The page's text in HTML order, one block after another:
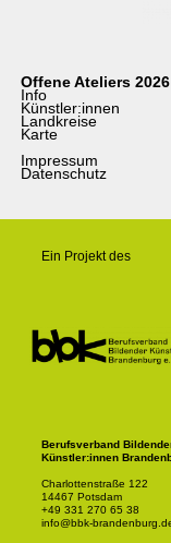
Offene Ateliers 2026
Info
Künstler:innen
Landkreise
Karte
Impressum
Datenschutz
Ein Projekt des
Berufsverband
Künstler:innen
Charlottenstraße 122
14467 Potsdam
+49 331 270 65 38
info@bbk-